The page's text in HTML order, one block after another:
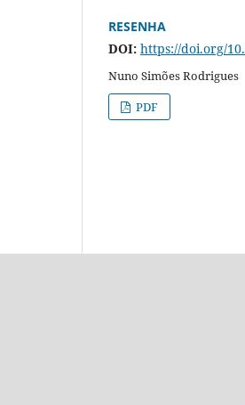
RESENHA
DOI: https://doi.org/
Nuno Simões Rodrigues
PDF